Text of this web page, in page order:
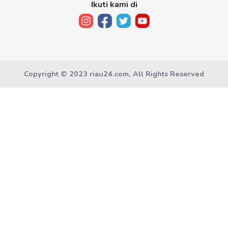
Ikuti kami di
Copyright © 2023 riau24.com, All Rights Reserved